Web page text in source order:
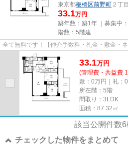
東京都板橋区前野町 ２丁
33.1万円
築年数：築1年 ｜募集中：
階数：5階建
全て無料です！【仲介手数料・礼金・敷金・ネ
33.1万円
(管理費・共益費
敷：0万円｜礼：
所在階：5階
間取り：3LDK
面積：87.32㎡
該当公開件数6
チェックした物件をまとめて